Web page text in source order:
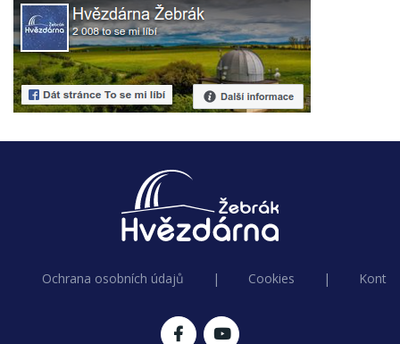
Ochrana osobních údajů | Cookies |